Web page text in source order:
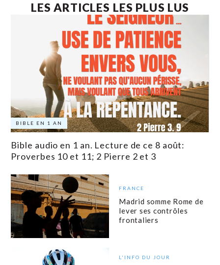
LES ARTICLES LES PLUS LUS
BIBLE EN 1 AN
Bible audio en 1 an. Lecture de ce 8 août:
Proverbes 10 et 11; 2 Pierre 2 et 3
FRANCE
Madrid somme Rome de
lever ses contrôles
frontaliers
L'INFO DU JOUR